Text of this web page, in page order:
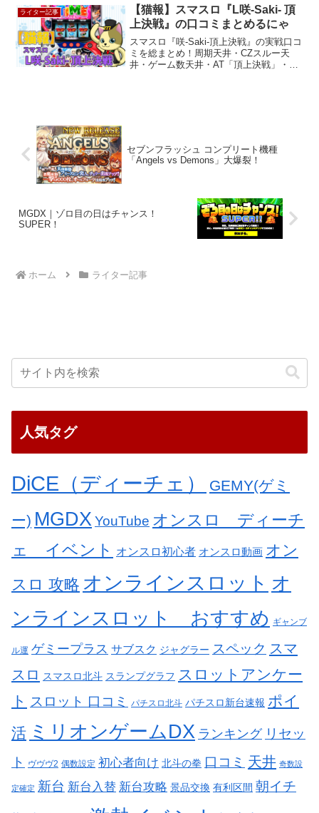
ベントを発見。ゾロ目の日に行われてい
るイベントで、その名も「Z...
ライター記事
【猫報】スマスロ『L咲-Saki- 頂
上決戦』の口コミまとめるにゃ
スマスロ『咲‑Saki‑頂上決戦』の実戦口コ
ミを総まとめ！周期天井・CZスルー天
井・ゲーム数天井・AT「頂上決戦」・終
セブンフラッシュ コンプリート機種
「Angels vs Demons」大爆裂！
MGDX｜ゾロ目の日はチャンス！
SUPER！
ホーム ライター記事
人気タグ
DiCE（ディーチェ） GEMY(ゲミ
ー) MGDX YouTube オンスロ ディーチ
ェ イベント
オンスロ初心者 オンスロ動画 オン
スロ 攻略 オンラインスロット オ
ンラインスロット おすすめ ギャンブ
ル運 ゲミープラス サブスク ジャグラー スペック スマ
スロ スマスロ北斗 スランプグラフ スロットアンケー
ト スロット 口コミ パチスロ北斗 パチスロ新台速報 ポイ
活 ミリオンゲームDX ランキング リセッ
ト
ヴヴヴ2 偶数設定 初心者向け 北斗の拳 口コミ 天井 奇数設
定確定 新台 新台入替 新台攻略 景品交換 有利区間 朝イチ